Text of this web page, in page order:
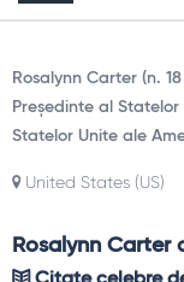
Rosalynn Carter (n.
Președinte al
Statelor Unite ale
United States (US)
Rosalynn Carter